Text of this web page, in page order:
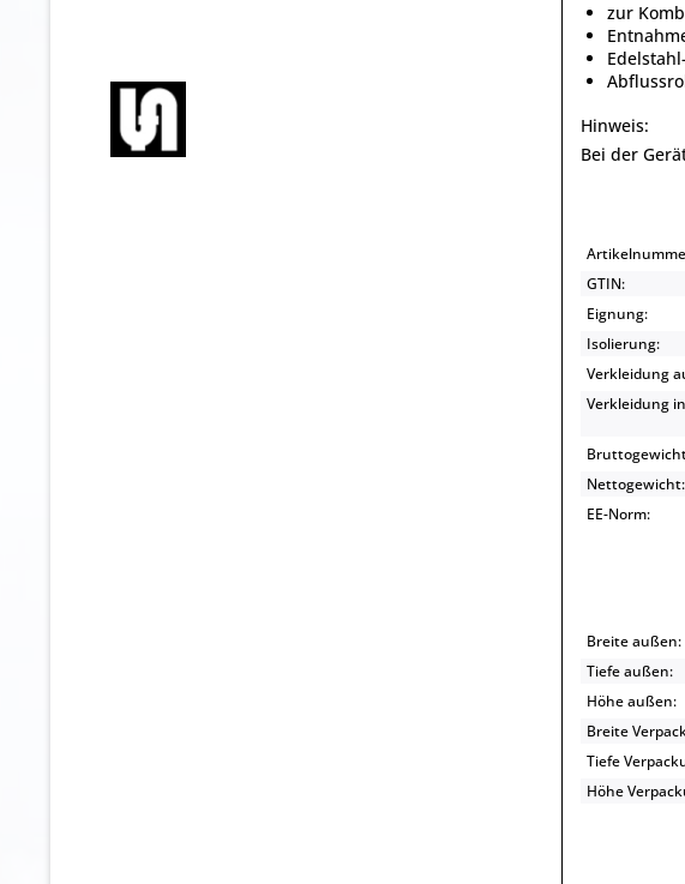
zur
Hinweis:
Bei der
GTIN:
Eignung:
Isolierung:
Verkleidung
Verkleidung
Nettogewicht:
EE-Norm:
Breite außen:
Tiefe außen:
Höhe außen:
Breite
Tiefe
Höhe